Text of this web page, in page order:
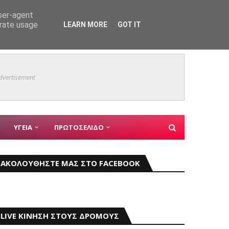
ΑΣΤΥΝΟΜΙΚΑ
ΥΓΕΙΑ ΠΡΩΤΟΣΕΛΙΔΟ
ΑΚΟΛΟΥΘΗΣΤΕ ΜΑΣ ΣΤΟ FACEBOOK
LIVE ΚΙΝΗΣΗ ΣΤΟΥΣ ΔΡΟΜΟΥΣ
agent
usage
LEARN MORE GOT IT